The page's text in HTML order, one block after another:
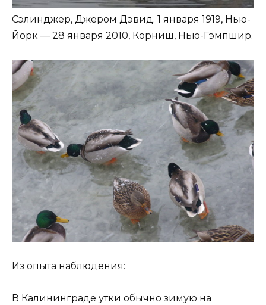
Сэлинджер, Джером Дэвид. 1 января 1919, Нью-
Йорк — 28 января 2010, Корниш, Нью-Гэмпшир.
Из опыта наблюдения:
В Калининграде утки обычно зимую на